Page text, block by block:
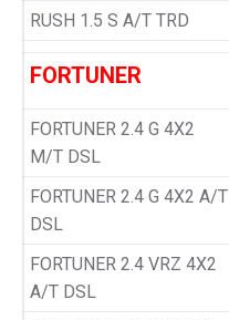
RUSH 1.5 S A/T TRD
FORTUNER
FORTUNER 2.4 G 4X2
M/T DSL
FORTUNER 2.4 G 4X2 A/T
DSL
FORTUNER 2.4 VRZ 4X2
A/T DSL